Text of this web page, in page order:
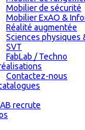
Mobilier de sécurité
Mobilier ExAO &
Réalité augmentée
Sciences physiques
SVT
FabLab / Techno
Contactez-nous
recrute